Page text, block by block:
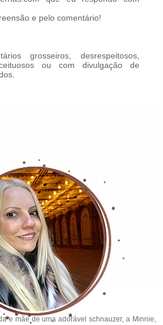
e pelo comentário!
grosseiros, desrespeitosos,
ou com divulgação de
e mãe de uma adorável schnauzer, a Minnie,